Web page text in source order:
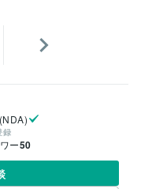
録
ー50